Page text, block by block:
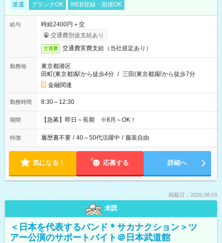
派遣 ブランクOK WEB登録・面接OK
給与
時給2400円＋交
交通費別途支給あり
交通費 交通費実費支給（当社規定あり）
勤務地
東京都港区
田町(東京都)駅から徒歩4分 / 三田(東京都)駅から徒歩7分
金融関連
勤務時間 8:30～12:30
期間 【急募】即日～長期 ※8月～OK！
特徴 履歴書不要 / 40～50代活躍中 / 服装自由
気になる！ 応募する 詳細へ
掲載日：2026.08.03
未読
＜日本を代表するバンド＊サカナクション＞ツ
アー公演のサポートバイト＠日本武道館